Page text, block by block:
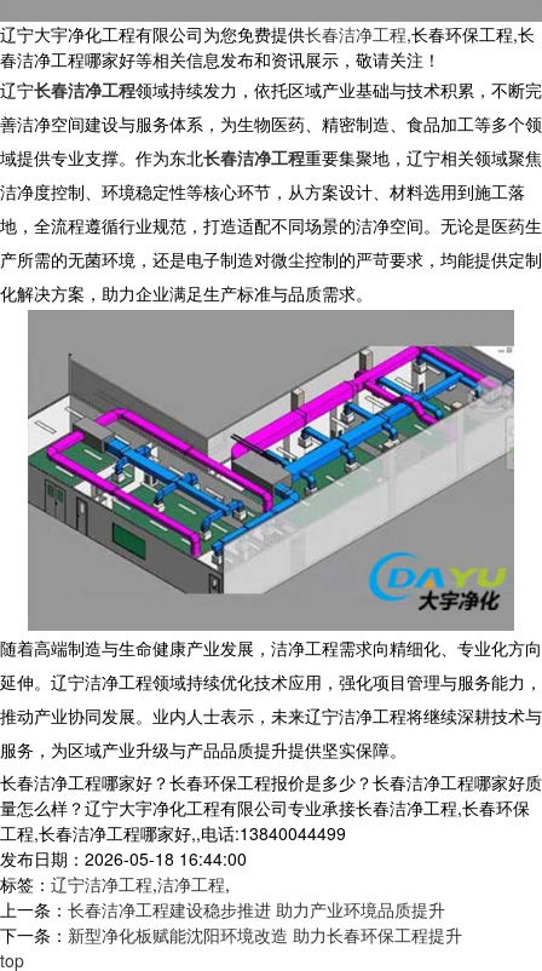
辽宁大宇净化工程有限公司为您免费提供长春洁净工程,长春环保工程,长
春洁净工程哪家好等相关信息发布和资讯展示，敬请关注！
辽宁长春洁净工程领域持续发力，依托区域产业基础与技术积累，不断完
善洁净空间建设与服务体系，为生物医药、精密制造、食品加工等多个领
域提供专业支撑。作为东北长春洁净工程重要集聚地，辽宁相关领域聚焦
洁净度控制、环境稳定性等核心环节，从方案设计、材料选用到施工落
地，全流程遵循行业规范，打造适配不同场景的洁净空间。无论是医药生
产所需的无菌环境，还是电子制造对微尘控制的严苛要求，均能提供定制
化解决方案，助力企业满足生产标准与品质需求。
随着高端制造与生命健康产业发展， 洁净工程需求向精细化、专业化方向
延伸。辽宁洁净工程领域持续优化技术应用，强化项目管理与服务能力，
推动产业协同发展。业内人士表示，未来辽宁洁净工程将继续深耕技术与
服务，为区域产业升级与产品品质提升提供坚实保障。
长春洁净工程哪家好？长春环保工程报价是多少？长春洁净工程哪家好质
量怎么样？辽宁大宇净化工程有限公司专业承接长春洁净工程,长春环保
工程,长春洁净工程哪家好,,电话:13840044499
发布日期：2026-05-18 16:44:00
标签： 辽宁洁净工程,洁净工程,
上一条： 长春洁净工程建设稳步推进 助力产业环境品质提升
下一条： 新型净化板赋能沈阳环境改造 助力长春环保工程提升
top